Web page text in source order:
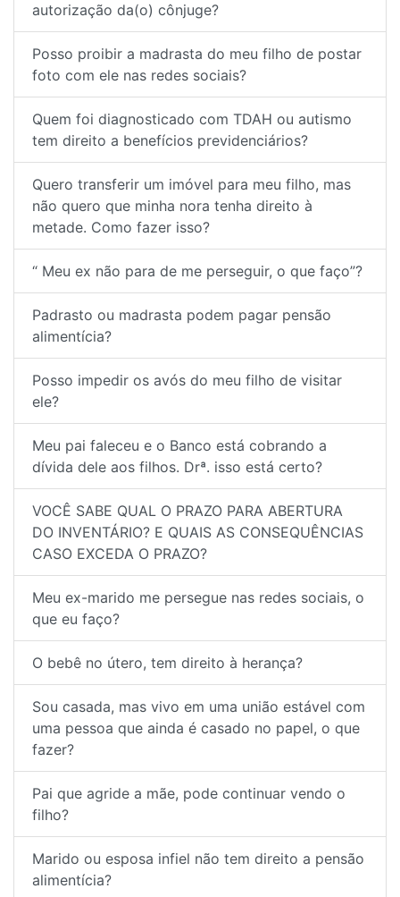
autorização da(o) cônjuge?
Posso proibir a madrasta do meu filho de postar
foto com ele nas redes sociais?
Quem foi diagnosticado com TDAH ou autismo
tem direito a benefícios previdenciários?
Quero transferir um imóvel para meu filho, mas
não quero que minha nora tenha direito à
metade. Como fazer isso?
“ Meu ex não para de me perseguir, o que faço”?
Padrasto ou madrasta podem pagar pensão
alimentícia?
Posso impedir os avós do meu filho de visitar
ele?
Meu pai faleceu e o Banco está cobrando a
dívida dele aos filhos. Drª. isso está certo?
VOCÊ SABE QUAL O PRAZO PARA ABERTURA
DO INVENTÁRIO? E QUAIS AS CONSEQUÊNCIAS
CASO EXCEDA O PRAZO?
Meu ex-marido me persegue nas redes sociais, o
que eu faço?
O bebê no útero, tem direito à herança?
Sou casada, mas vivo em uma união estável com
uma pessoa que ainda é casado no papel, o que
fazer?
Pai que agride a mãe, pode continuar vendo o
filho?
Marido ou esposa infiel não tem direito a pensão
alimentícia?